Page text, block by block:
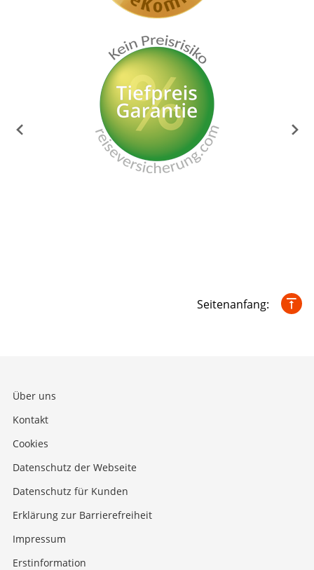
Seitenanfang:
Über uns
Kontakt
Cookies
Datenschutz der Webseite
Datenschutz für Kunden
Erklärung zur Barrierefreiheit
Impressum
Erstinformation